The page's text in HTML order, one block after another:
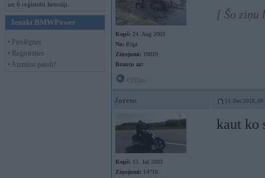
un 6 reģistrēti lietotāji.
Ienākt BMWPower
• Pieslēgties
• Reģistrēties
• Aizmirsi paroli?
Kopš: 24. Aug 2003
No: Rīga
Ziņojumi: 10819
Braucu ar:
[ Šo ziņu
Jorens 11. Dec 2018,
Kopš: 15. Jul 2003
Ziņojumi: 14716
kaut ko